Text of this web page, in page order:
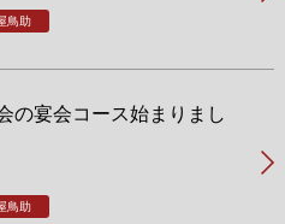
鳥助
の宴会コース始まりまし
鳥助